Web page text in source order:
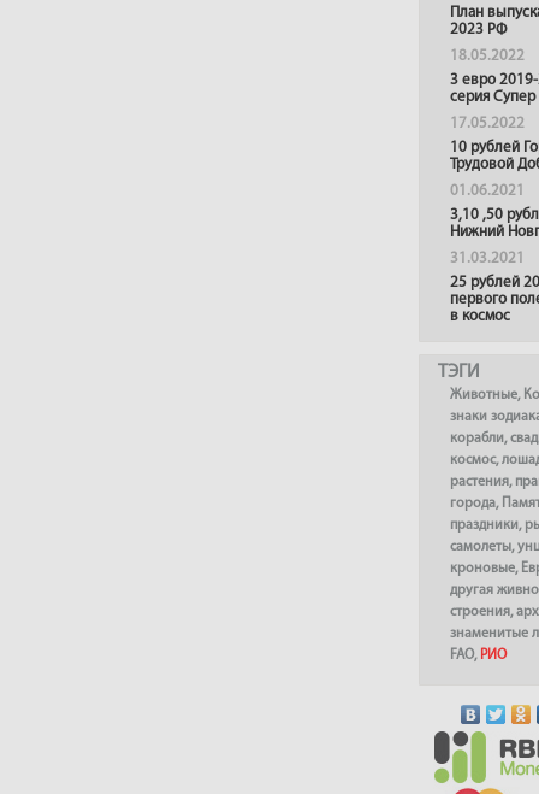
План
2023 РФ
18.05.2022
3 евро
серия
17.05.2022
10 рублей
Трудовой
01.06.2021
3,10 ,50
Нижний
31.03.2021
25 рублей
первого
в космос
ТЭГИ
Животные,
знаки
корабли,
космос,
растения,
города,
праздники,
самолеты,
кроновые,
другая
строения,
знаменитые
FAO, РИО